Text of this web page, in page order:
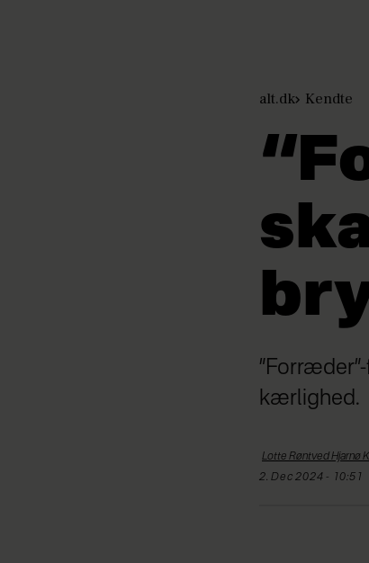
alt.dk Kendte
kærlighed.
Lotte Røntved Hjarnø
2. Dec 2024 - 10:51